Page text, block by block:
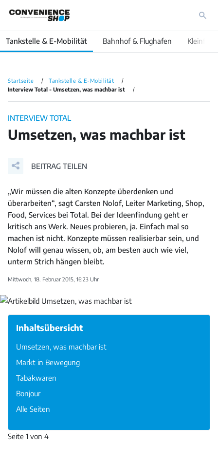
Tankstelle & E-Mobilität Bahnhof & Flughafen
Startseite
Tankstelle & E-Mobilität
Interview Total - Umsetzen, was machbar ist
INTERVIEW TOTAL
Umsetzen, was machbar ist
BEITRAG TEILEN
„Wir müssen die alten Konzepte überdenken und
überarbeiten“, sagt Carsten Nolof, Leiter Marketing, Shop,
Food, Services bei Total. Bei der Ideenfindung geht er
kritisch ans Werk. Neues probieren, ja. Einfach mal so
machen ist nicht. Konzepte müssen realisierbar sein, und
Nolof will genau wissen, ob, am besten auch wie viel,
unterm Strich hängen bleibt.
Mittwoch, 18. Februar 2015, 16:23 Uhr
Inhaltsübersicht
Umsetzen, was machbar ist
Markt in Bewegung
Tabakwaren
Bonjour
Alle Seiten
Seite 1 von 4